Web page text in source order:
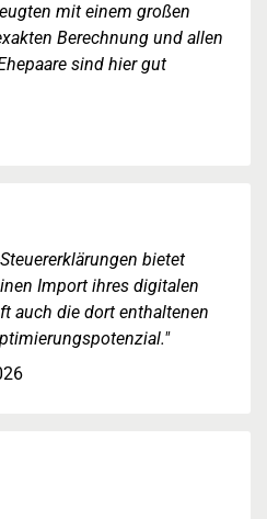
mit einem großen
Berechnung und allen
sind hier gut
bietet
Import ihres digitalen
auch die dort enthaltenen